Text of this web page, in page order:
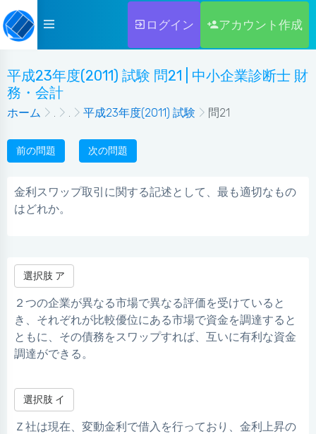
ログイン アカウント作成
平成23年度(2011) 試験 問21 | 中小企業診断士 財
務・会計
ホーム . . 平成23年度(2011) 試験 問21
前の問題 次の問題
金利スワップ取引に関する記述として、最も適切なもの
はどれか。
選択肢 ア
２つの企業が異なる市場で異なる評価を受けていると
き、それぞれが比較優位にある市場で資金を調達すると
ともに、その債務をスワップすれば、互いに有利な資金
調達ができる。
選択肢 イ
Ｚ社は現在、変動金利で借入を行っており、金利上昇の